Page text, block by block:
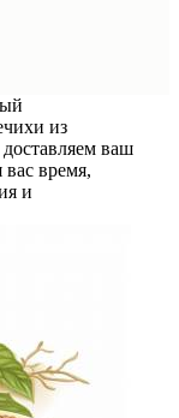
из
ваш
время,
и